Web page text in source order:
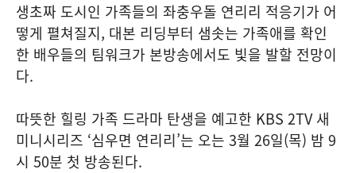
생초짜 도시인 가족들의 좌충우돌 연리리 적응기가 어
떻게 펼쳐질지, 대본 리딩부터 샘솟는 가족애를 확인
한 배우들의 팀워크가 본방송에서도 빛을 발할 전망이
다.
따뜻한 힐링 가족 드라마 탄생을 예고한 KBS 2TV 새
미니시리즈 ‘심우면 연리리’는 오는 3월 26일(목) 밤 9
시 50분 첫 방송된다.